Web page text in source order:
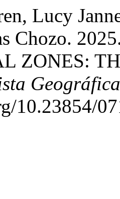
Lucy
Chozo.
ZONES:
10.23854/